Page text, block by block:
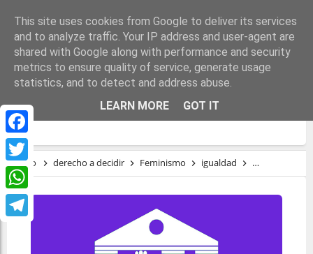
Facebook
Twitter
WhatsApp
SI NO ES FEMINISTA NO ES NUESTRA
CONSTITUCIÓN
Inicio derecho a decidir Feminismo igualdad Patriarcado
This site uses cookies from Google to deliver its services
and to analyze traffic. Your IP address and user-agent are
shared with Google along with performance and security
metrics to ensure quality of service, generate usage
statistics, and to detect and address abuse.
LEARN MORE
GOT IT